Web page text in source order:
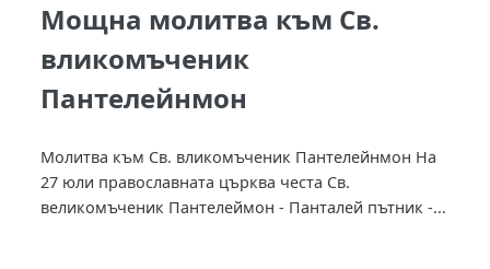
Мощна молитва към Св.
вликомъченик
Пантелейнмон
Молитва към Св. вликомъченик Пантелейнмон На
27 юли православната църква честа Св.
великомъченик Пантелеймон - Панталей пътник -...